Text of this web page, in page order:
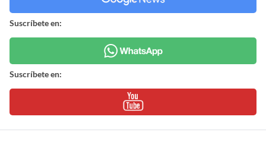
Suscríbete en:
Suscríbete en: